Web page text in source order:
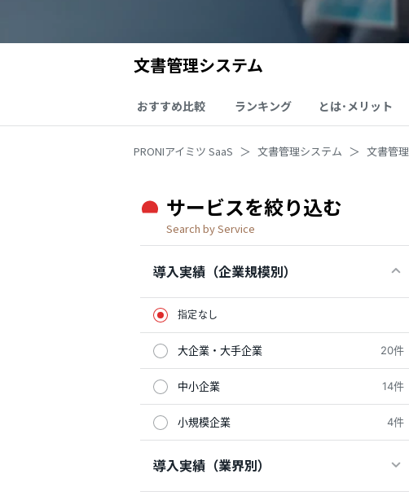
文書管理システム
おすすめ比較 ランキング とは･メリット
PRONIアイミツ SaaS 文書管理システム 文書管
サービスを絞り込む
Search by Service
導入実績（企業規模別）
指定なし
大企業・大手企業 20件
中小企業 14件
小規模企業 4件
導入実績（業界別）